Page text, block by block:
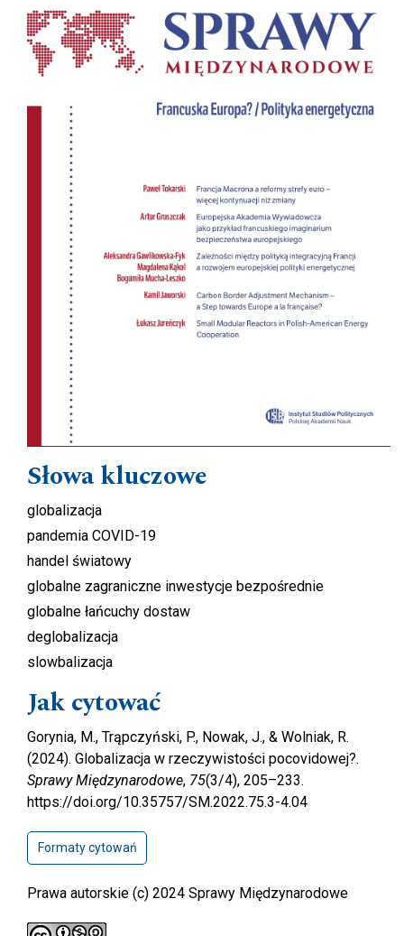
Słowa kluczowe
globalizacja
pandemia COVID-19
handel światowy
globalne zagraniczne inwestycje bezpośrednie
globalne łańcuchy dostaw
deglobalizacja
slowbalizacja
Jak cytować
Gorynia, M., Trąpczyński, P., Nowak, J., & Wolniak, R.
(2024). Globalizacja w rzeczywistości pocovidowej?.
Sprawy Międzynarodowe, 75(3/4), 205–233.
https://doi.org/10.35757/SM.2022.75.3-4.04
Formaty cytowań
Prawa autorskie (c) 2024 Sprawy Międzynarodowe